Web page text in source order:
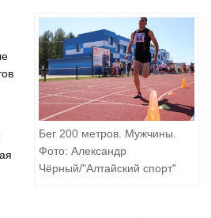
Бег 200 метров. Мужчины.
Фото: Александр
Чёрный/"Алтайский спорт"